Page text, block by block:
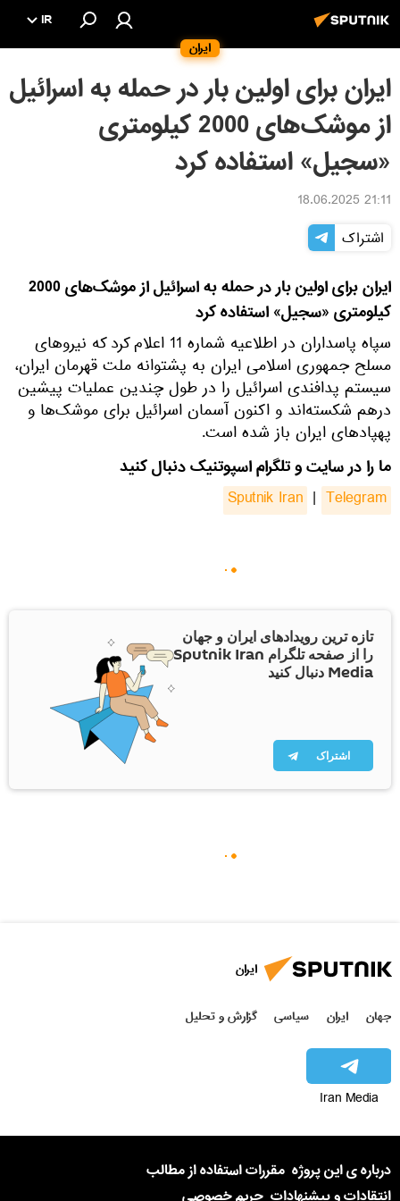
ایران
IR
ایران برای اولین بار در حمله به اسرائیل
از موشک‌های 2000 کیلومتری
«سجیل» استفاده کرد
21:11 18.06.2025
اشتراک
ایران برای اولین بار در حمله به اسرائیل از موشک‌های 2000
کیلومتری «سجیل» استفاده کرد
سپاه پاسداران در اطلاعیه شماره 11 اعلام کرد که نیروهای
مسلح جمهوری اسلامی ایران به پشتوانه ملت قهرمان ایران،
سیستم پدافندی اسرائیل را در طول چندین عملیات پیشین
درهم شکسته‌اند و اکنون آسمان اسرائیل برای موشک‌ها و
پهپادهای ایران باز شده است.
ما را در سایت و تلگرام اسپوتنیک دنبال کنید
Sputnik Iran | Telegram
تازه ترین رویدادهای ایران و جهان
را از صفحه تلگرام Sputnik Iran
Media دنبال کنید
اشتراک
ایران
جهان ایران سیاسی گزارش و تحلیل
Iran Media
درباره ی این پروژه مقررات استفاده از مطالب